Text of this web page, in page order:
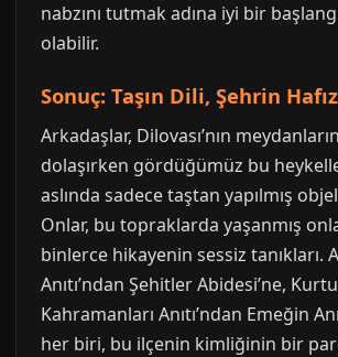
nabzını tutmak adına iyi bir
olabilir.
Sonuç: Taşın Dili, Şehrin
Arkadaşlar, Dilovası’nın
dolaşırken gördüğümüz bu
aslında sadece taştan yapılmış
Onlar, bu topraklarda yaşanmış
binlerce hikayenin sessiz tanıkları.
Anıtı’ndan Şehitler Abidesi’ne,
Kahramanları Anıtı’ndan Emeğin
her biri, bu ilçenin kimliğinin bir